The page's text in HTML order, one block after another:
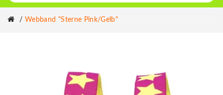
Webband "Sterne Pink/gelb"